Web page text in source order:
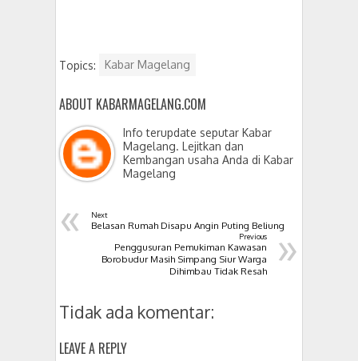
Topics: Kabar Magelang
ABOUT KABARMAGELANG.COM
Info terupdate seputar Kabar
Magelang. Lejitkan dan
Kembangan usaha Anda di Kabar
Magelang
« Next
Belasan Rumah Disapu Angin Puting Beliung»
Previous
Penggusuran Pemukiman Kawasan
Borobudur Masih Simpang Siur Warga
Dihimbau Tidak Resah
Tidak ada komentar:
LEAVE A REPLY